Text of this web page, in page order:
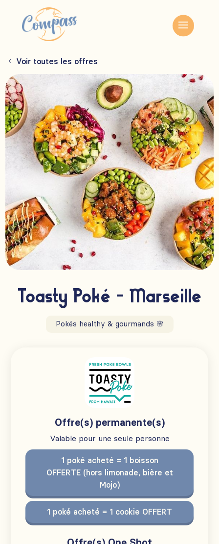
Voir toutes les offres
Toasty Poké - Marseille
Pokés healthy & gourmands 🌸
Offre(s) permanente(s)
Valable pour une seule personne
1 poké acheté = 1 boisson
OFFERTE (hors limonade, bière et
Mojo)
1 poké acheté = 1 cookie OFFERT